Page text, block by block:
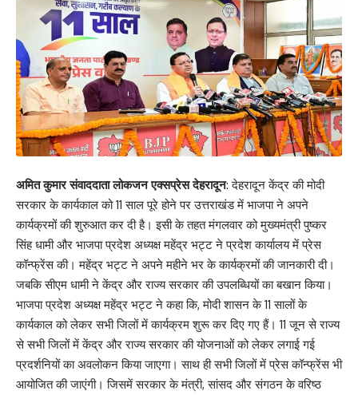
अमित कुमार संवाददाता लोकजन एक्सप्रेस देहरादून: देहरादून केंद्र की मोदी
सरकार के कार्यकाल को 11 साल पूरे होने पर उत्तराखंड में भाजपा ने अपने
कार्यक्रमों की शुरुआत कर दी है। इसी के तहत मंगलवार को मुख्यमंत्री पुष्कर
सिंह धामी और भाजपा प्रदेश अध्यक्ष महेंद्र भट्ट ने प्रदेश कार्यालय में प्रेस
कॉन्फ्रेंस की। महेंद्र भट्ट ने अपने महीने भर के कार्यक्रमों की जानकारी दी।
जबकि सीएम धामी ने केंद्र और राज्य सरकार की उपलब्धियों का बखान किया।
भाजपा प्रदेश अध्यक्ष महेंद्र भट्ट ने कहा कि, मोदी शासन के 11 सालों के
कार्यकाल को लेकर सभी जिलों में कार्यक्रम शुरू कर दिए गए हैं। 11 जून से राज्य
से सभी जिलों में केंद्र और राज्य सरकार की योजनाओं को लेकर लगाई गई
प्रदर्शनियों का अवलोकन किया जाएगा। साथ ही सभी जिलों में प्रेस कॉन्फ्रेंस भी
आयोजित की जाएंगी। जिसमें सरकार के मंत्री, सांसद और संगठन के वरिष्ठ